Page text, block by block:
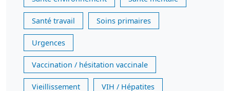
Santé travail Soins primaires
Urgences
Vaccination / hésitation vaccinale
Vieillissement VIH / Hépatites